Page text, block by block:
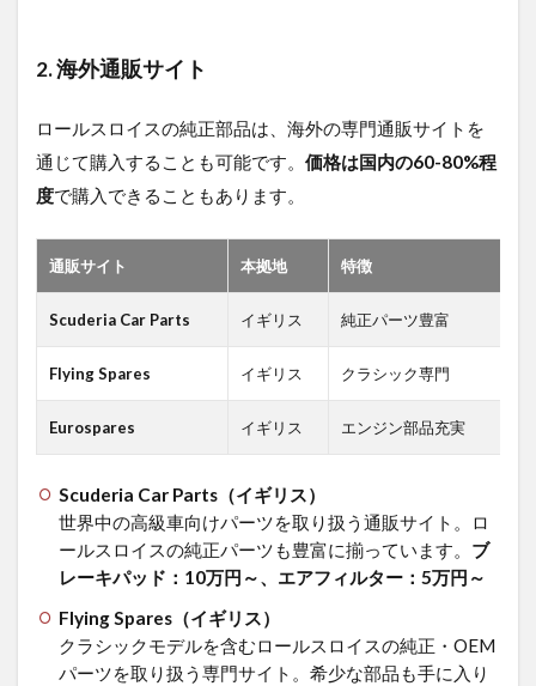
2. 海外通販サイト
ロールスロイスの純正部品は、海外の専門通販サイトを
通じて購入することも可能です。 価格は国内の60-80%程
度で購入できることもあります。
通販サイト 本拠地 特徴
Scuderia Car Parts イギリス 純正パーツ豊富
Flying Spares イギリス クラシック専門
Eurospares イギリス エンジン部品充実
Scuderia Car Parts（イギリス）
世界中の高級車向けパーツを取り扱う通販サイト。ロ
ールスロイスの純正パーツも豊富に揃っています。 ブ
レーキパッド：10万円～、エアフィルター：5万円～
Flying Spares（イギリス）
クラシックモデルを含むロールスロイスの純正・OEM
パーツを取り扱う専門サイト。希少な部品も手に入り